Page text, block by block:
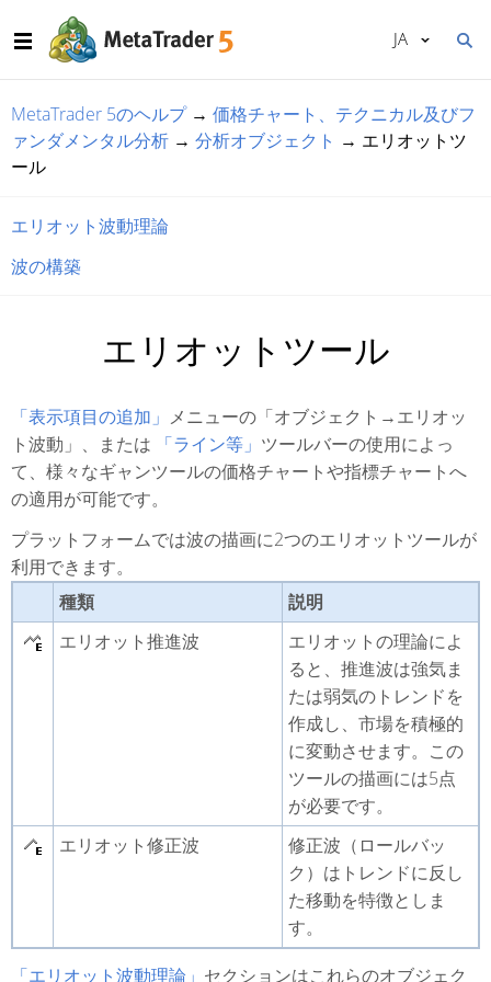
JA
MetaTrader 5のヘルプ→ 価格チャート、テクニカル及びフ
ァンダメンタル分析 → 分析オブジェクト → エリオットツ
ール
エリオット波動理論
波の構築
エリオットツール
「表示項目の追加」 メニューの「オブジェクト→エリオッ
ト波動」、または
「ライン等」 ツールバーの使用によっ
て、様々なギャンツールの価格チャートや指標チャートへ
の適用が可能です。
プラットフォームでは波の描画に2つのエリオットツールが
利用できます。
種類
説明
エリオット推進波
エリオットの理論によ
ると、推進波は強気ま
たは弱気のトレンドを
作成し、市場を積極的
に変動させます。この
ツールの描画には5点
が必要です。
エリオット修正波
修正波（ロールバッ
ク）はトレンドに反し
た移動を特徴としま
す。
「エリオット波動理論」 セクションはこれらのオブジェク